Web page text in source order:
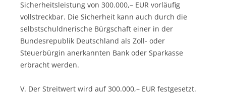
Sicherheitsleistung von 300.000,– EUR vorläufig
vollstreckbar. Die Sicherheit kann auch durch die
selbstschuldnerische Bürgschaft einer in der
Bundesrepublik Deutschland als Zoll- oder
Steuerbürgin anerkannten Bank oder Sparkasse
erbracht werden.
V. Der Streitwert wird auf 300.000,– EUR festgesetzt.